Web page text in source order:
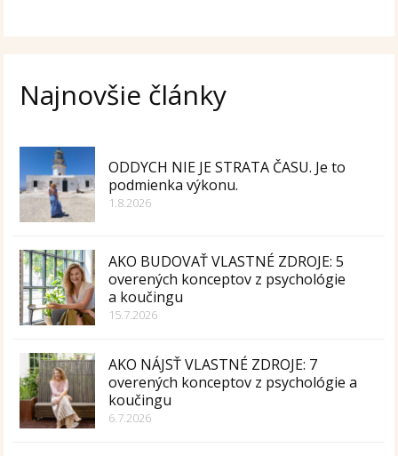
Najnovšie články
ODDYCH NIE JE STRATA ČASU. Je to
podmienka výkonu.
1.8.2026
AKO BUDOVAŤ VLASTNÉ ZDROJE: 5
overených konceptov z psychológie
a koučingu
15.7.2026
AKO NÁJSŤ VLASTNÉ ZDROJE: 7
overených konceptov z psychológie a
koučingu
6.7.2026